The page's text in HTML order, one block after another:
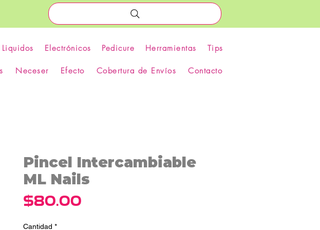
Liquidos Electrónicos Pedicure Herramientas Tips
Neceser Efecto Cobertura de Envíos Contacto
Pincel Intercambiable
ML Nails
$80.00
Cantidad *